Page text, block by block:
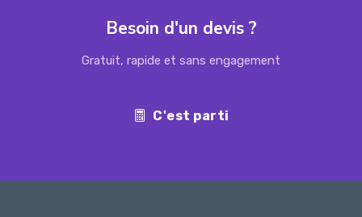
Besoin d'un devis ?
Gratuit, rapide et sans engagement
C'est parti